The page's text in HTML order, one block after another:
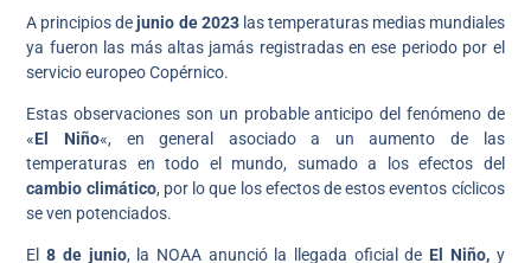
A principios dejunio de 2023las temperaturas medias mundiales
ya fueron las más altas jamás registradas en ese periodo por el
servicio europeo Copérnico.
Estas observaciones son un probable anticipo del fenómeno de
«El Niño«, en general asociado a un aumento de las
temperaturas en todo el mundo, sumado a los efectos del
cambio climático, por lo que los efectos de estos eventos cíclicos
se ven potenciados.
El8 de junio, la NOAA anunció la llegada oficial de El Niño,y